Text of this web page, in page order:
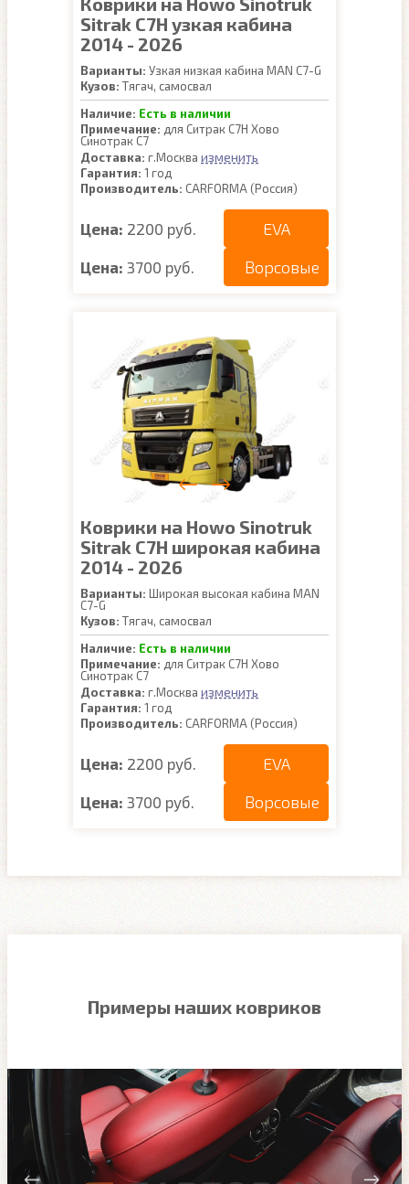
Sitrak C7H узкая кабина
2014 - 2026
Варианты: Узкая низкая кабина MAN C7-G
Кузов: Тягач, самосвал
Наличие: Есть в наличии
Примечание: для Ситрак С7Н Хово
Синотрак C7
Доставка: г.Москва изменить
Гарантия: 1 год
Производитель: CARFORMA (Россия)
Цена: 2200 руб. EVA
Цена: 3700 руб. Ворсовые
Коврики на Howo Sinotruk
Sitrak C7H широкая кабина
2014 - 2026
Варианты: Широкая высокая кабина MAN
C7-G
Кузов: Тягач, самосвал
Наличие: Есть в наличии
Примечание: для Ситрак С7Н Хово
Синотрак C7
Доставка: г.Москва изменить
Гарантия: 1 год
Производитель: CARFORMA (Россия)
Цена: 2200 руб. EVA
Цена: 3700 руб. Ворсовые
Примеры наших ковриков